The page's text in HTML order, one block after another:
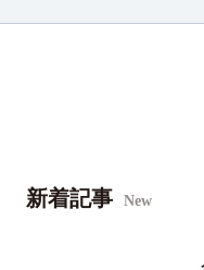
新着記事 New